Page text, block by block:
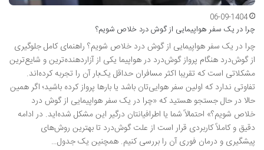
06-09-1404
چرا در یک سفر هواپیمایی از گوش درد خلاص شویم؟
چرا در یک سفر هواپیمایی از گوش درد خلاص شویم؟ راهنمای کامل جلوگیری
از گوش‌درد هنگام پرواز گوش‌درد در هواپیما یکی از آزاردهنده‌ترین و شایع‌ترین
مشکلاتی است که تقریبا اکثر مسافران حداقل یک‌بار آن را تجربه کرده‌اند.
تفاوتی ندارد که اولین سفر هوایی‌تان باشد یا بارها پرواز کرده باشید؛ اگر همین
حالا در حال جستجو هستید که «چرا در یک سفر هواپیمایی از گوش درد
خلاص شویم؟» احتمالاً شما یا اطرافیانتان درگیر این مشکل شده‌اید. در ادامه
دقیق و کاملاً کاربردی قرار است از علت گوش‌درد تا بهترین روش‌های
پیشگیری و درمان فوری آن را بررسی کنیم. همچنین یک جدول…